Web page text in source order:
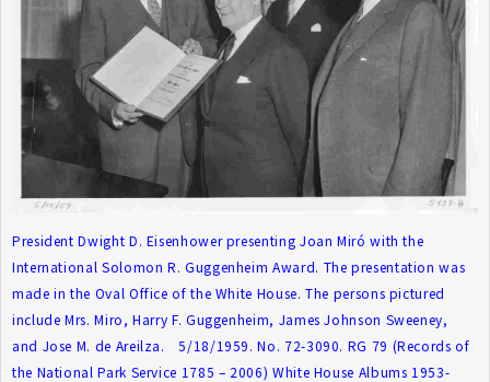
President Dwight D. Eisenhower presenting Joan Miró with the
International Solomon R. Guggenheim Award. The presentation was
made in the Oval Office of the White House. The persons pictured
include Mrs. Miro, Harry F. Guggenheim, James Johnson Sweeney,
and Jose M. de Areilza. 5/18/1959. No. 72-3090. RG 79 (Records of
the National Park Service 1785 – 2006) White House Albums 1953-